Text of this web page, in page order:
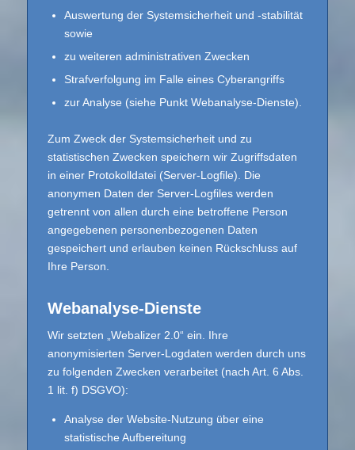
Auswertung der Systemsicherheit und -stabilität
sowie
zu weiteren administrativen Zwecken
Strafverfolgung im Falle eines Cyberangriffs
zur Analyse (siehe Punkt Webanalyse-Dienste).
Zum Zweck der Systemsicherheit und zu
statistischen Zwecken speichern wir Zugriffsdaten
in einer Protokolldatei (Server-Logfile). Die
anonymen Daten der Server-Logfiles werden
getrennt von allen durch eine betroffene Person
angegebenen personenbezogenen Daten
gespeichert und erlauben keinen Rückschluss auf
Ihre Person.
Webanalyse-Dienste
Wir setzten „Webalizer 2.0“ ein. Ihre
anonymisierten Server-Logdaten werden durch uns
zu folgenden Zwecken verarbeitet (nach Art. 6 Abs.
1 lit. f) DSGVO):
Analyse der Website-Nutzung über eine
statistische Aufbereitung